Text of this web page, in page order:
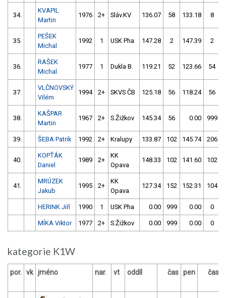
34.
KVAPIL
Martin
1976 2+ Sláv.KV 136.07 58 133.18 8
35.
PEŠEK
Michal
1992 1 USK Pha 147.28 2 147.39 2
36.
RAŠEK
Michal
1977 1 Dukla B. 119.21 52 123.66 54
37.
VLČNOVSKÝ
Vilém
1994 2+ SKVS ČB 125.18 56 118.24 56
38.
KAŠPAR
Martin
1967 2+ S.Žižkov 145.34 56 0.00 999
39. ŠEBA Patrik 1992 2+ Kralupy 133.87 102 145.74 206
40.
KOPŤÁK
Daniel
1989 2+
KK
Opava
148.33 102 141.60 102
41.
MRÚZEK
Jakub
1995 2+
KK
Opava
127.34 152 152.31 104
HERINK Jiří 1990 1 USK Pha 0.00 999 0.00 0
MÍKA Viktor 1977 2+ S.Žižkov 0.00 999 0.00 0
kategorie K1W
por. vk jméno nar. vt oddíl čas pen čas